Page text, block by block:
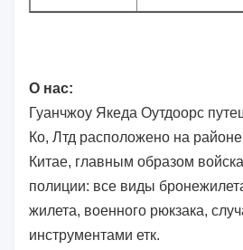
О нас:
Гуанчжоу Якеда Оутдоорс
Ко, Лтд расположено на
Китае, главным образом
полиции: все виды
жилета, военного рюкзака,
инструментами етк.